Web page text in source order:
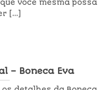
você mesma possa
[...]
– Boneca Eva